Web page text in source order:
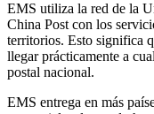
EMS utiliza la red de la
China Post con los
territorios. Esto significa
llegar prácticamente a
postal nacional.
EMS entrega en más